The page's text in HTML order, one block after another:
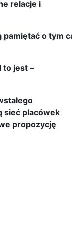
relacje i
o tym
to jest –
sieć placówek
propozycję